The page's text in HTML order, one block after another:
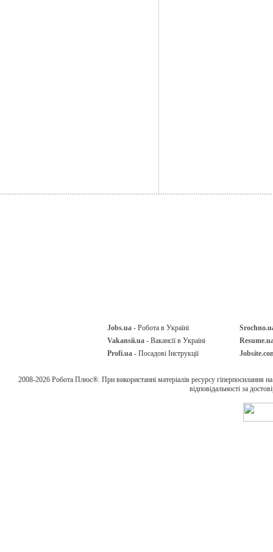
Jobs.ua - Робота в Україні
Vakansii.ua - Вакансії в Україні
Profi.ua - Посадові Інструкції
2008-2026 Робота Плюс®. При використанні матеріалів ресурсу гіперпосилання
відповідальності за